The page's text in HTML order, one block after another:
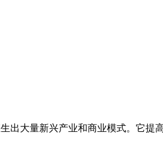
大量新兴产业和商业模式。它